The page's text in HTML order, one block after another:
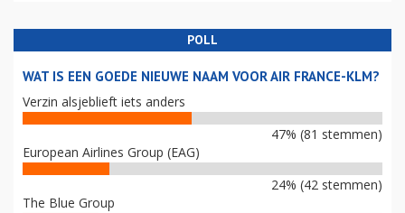
POLL
WAT IS EEN GOEDE NIEUWE NAAM VOOR AIR FRANCE-KLM?
Verzin alsjeblieft iets anders
47% (81 stemmen)
European Airlines Group (EAG)
24% (42 stemmen)
The Blue Group